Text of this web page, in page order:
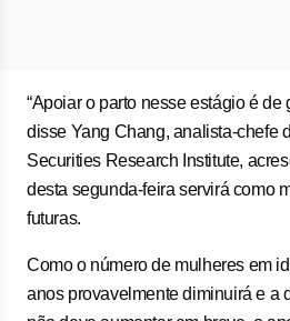
“Apoiar o parto nesse estágio é de
disse Yang Chang, analista-chefe
Securities Research Institute,
desta segunda-feira servirá como
futuras.
Como o número de mulheres em
anos provavelmente diminuirá e a